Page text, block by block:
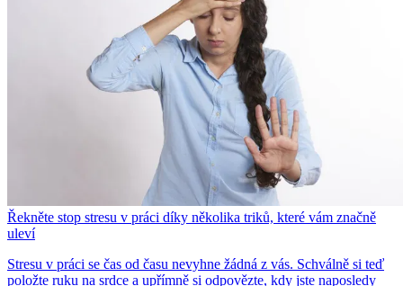
Řekněte stop stresu v práci díky několika triků, které vám značně
uleví
Stresu v práci se čas od času nevyhne žádná z vás. Schválně si teď
položte ruku na srdce a upřímně si odpovězte, kdy jste naposledy